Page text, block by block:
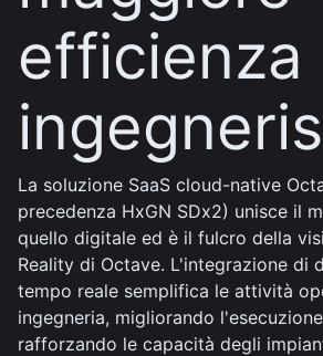
efficienza
La soluzione SaaS cloud-native
precedenza HxGN SDx2) unisce il
quello digitale ed è il fulcro della
Reality di Octave. L'integrazione di
tempo reale semplifica le attività
ingegneria, migliorando
rafforzando le capacità degli